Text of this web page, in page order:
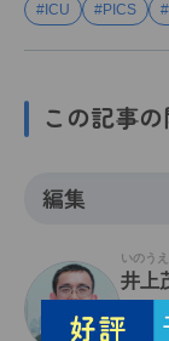
#ICU #PICS
この記事
編集
いのう
井上
和歌山
和歌山